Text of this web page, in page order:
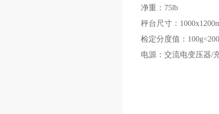
净重： 75lb
秤台尺寸：
检定分度值：
电源：交流电变压器/